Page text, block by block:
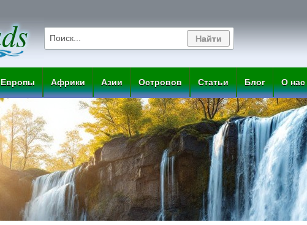
Европы Африки Азии Островов Статьи Блог О нас